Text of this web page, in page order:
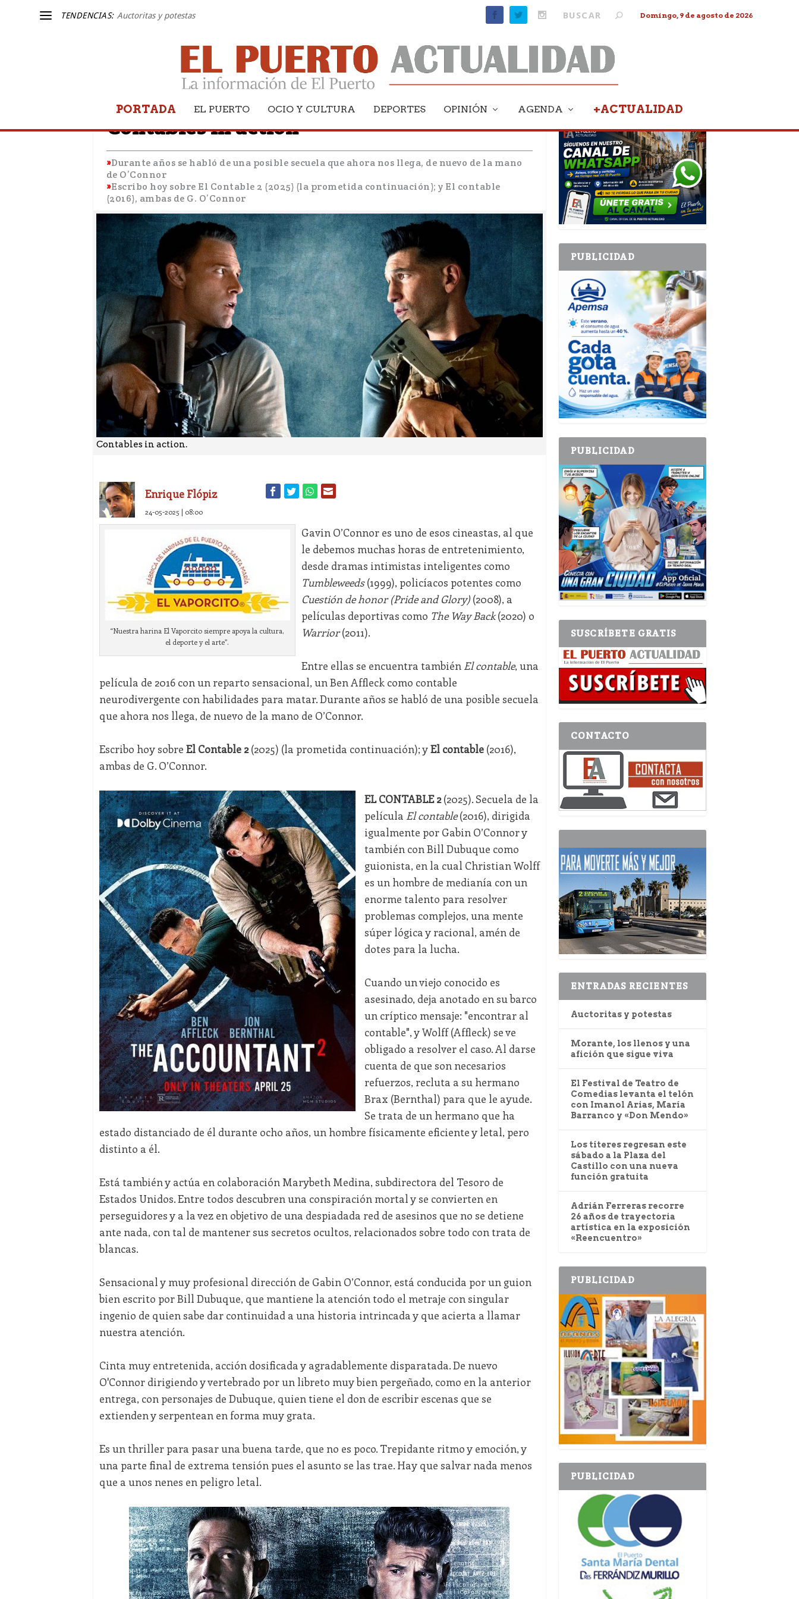
TENDENCIAS: Auctoritas y potestas Domingo, 9 de agosto de 2026
PORTADA EL PUERTO OCIO Y CULTURA DEPORTES OPINIÓN AGENDA +ACTUALIDAD
EL VAPORCITO CON EL CINE
Contables in action
Durante años se habló de una posible secuela que ahora nos llega, de nuevo de la mano
de O’Connor
Escribo hoy sobre El Contable 2 (2025) (la prometida continuación); y El contable
(2016), ambas de G. O’Connor
Contables in action.
Enrique Flópiz
24-05-2025 | 08:00
“Nuestra harina El Vaporcito siempre apoya la cultura,
el deporte y el arte”.
Gavin O’Connor es uno de esos cineastas, al que
le debemos muchas horas de entretenimiento,
desde dramas intimistas inteligentes como
Tumbleweeds(1999), policíacos potentes como
Cuestión de honor (Pride and Glory)(2008), a
películas deportivas como The Way Back(2020) o
Warrior(2011).
Entre ellas se encuentra también El contable, una
película de 2016 con un reparto sensacional, un Ben Affleck como contable
neurodivergente con habilidades para matar. Durante años se habló de una posible secuela
que ahora nos llega, de nuevo de la mano de O’Connor.
Escribo hoy sobre El Contable 2(2025) (la prometida continuación); yEl contable(2016),
ambas de G. O’Connor.
EL CONTABLE 2(2025). Secuela de la
película El contable(2016), dirigida
igualmente por Gabin O’Connor y
también con Bill Dubuque como
guionista, en la cual Christian Wolff
es un hombre de medianía con un
enorme talento para resolver
problemas complejos, una mente
súper lógica y racional, amén de
dotes para la lucha.
Cuando un viejo conocido es
asesinado, deja anotado en su barco
un críptico mensaje: "encontrar al
contable", y Wolff (Affleck) se ve
obligado a resolver el caso. Al darse
cuenta de que son necesarios
refuerzos, recluta a su hermano
Brax (Bernthal) para que le ayude.
Se trata de un hermano que ha
estado distanciado de él durante ocho años, un hombre físicamente eficiente y letal, pero
distinto a él.
Está también y actúa en colaboración Marybeth Medina, subdirectora del Tesoro de
Estados Unidos. Entre todos descubren una conspiración mortal y se convierten en
perseguidores y a la vez en objetivo de una despiadada red de asesinos que no se detiene
ante nada, con tal de mantener sus secretos ocultos, relacionados sobre todo con trata de
blancas.
Sensacional y muy profesional dirección de Gabin O’Connor, está conducida por un guion
bien escrito por Bill Dubuque, que mantiene la atención todo el metraje con singular
ingenio de quien sabe dar continuidad a una historia intrincada y que acierta a llamar
nuestra atención.
Cinta muy entretenida, acción dosificada y agradablemente disparatada. De nuevo
O'Connor dirigiendo y vertebrado por un libreto muy bien pergeñado, como en la anterior
entrega, con personajes de Dubuque, quien tiene el don de escribir escenas que se
extienden y serpentean en forma muy grata.
Es un thriller para pasar una buena tarde, que no es poco. Trepidante ritmo y emoción, y
una parte final de extrema tensión pues el asunto se las trae. Hay que salvar nada menos
que a unos nenes en peligro letal.
PUBLICIDAD
PUBLICIDAD
PUBLICIDAD
SUSCRÍBETE GRATIS
CONTACTO
ENTRADAS RECIENTES
Auctoritas y potestas
Morante, los llenos y una
afición que sigue viva
El Festival de Teatro de
Comedias levanta el telón
con Imanol Arias, María
Barranco y «Don Mendo»
Los títeres regresan este
sábado a la Plaza del
Castillo con una nueva
función gratuita
Adrián Ferreras recorre
26 años de trayectoria
artística en la exposición
«Reencuentro»
PUBLICIDAD
PUBLICIDAD